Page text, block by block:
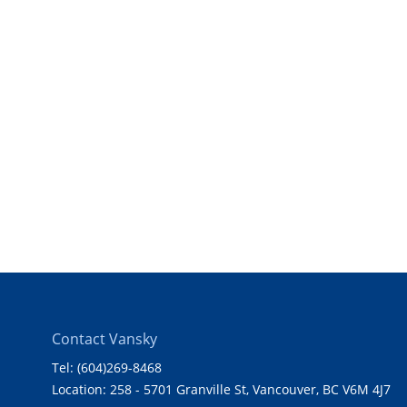
Contact Vansky
Tel: (604)269-8468
Location: 258 - 5701 Granville St, Vancouver, BC V6M 4J7